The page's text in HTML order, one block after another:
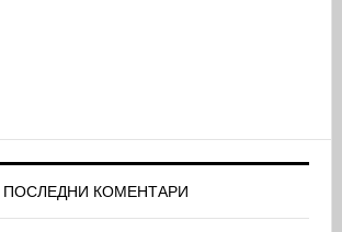
ПОСЛЕДНИ КОМЕНТАРИ